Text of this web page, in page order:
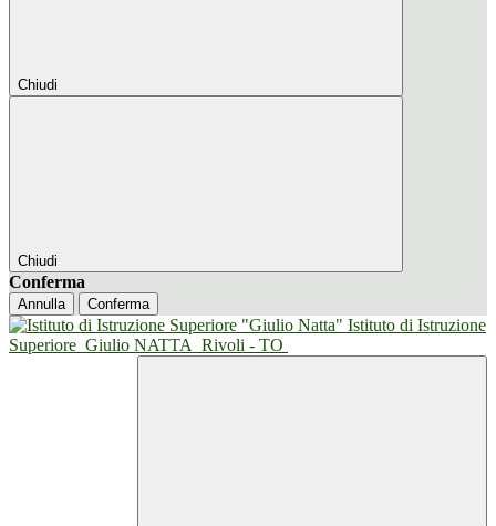
Chiudi
Chiudi
Conferma
Annulla Conferma
Istituto di Istruzione
Superiore Giulio NATTA Rivoli - TO